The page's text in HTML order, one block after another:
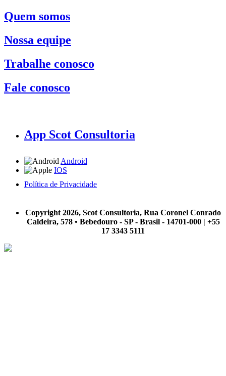
Quem somos
Nossa equipe
Trabalhe conosco
Fale conosco
App Scot Consultoria
Android
IOS
Política de Privacidade
Copyright 2026, Scot Consultoria, Rua Coronel Conrado
Caldeira, 578 • Bebedouro - SP - Brasil - 14701-000 | +55
17 3343 5111